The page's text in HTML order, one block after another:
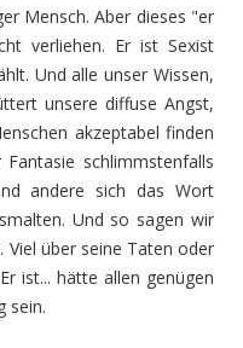
Mensch. Aber dieses "er
verliehen. Er ist Sexist
Und alle unser Wissen,
unsere diffuse Angst,
akzeptabel finden
schlimmstenfalls
andere sich das Wort
Und so sagen wir
Viel über seine Taten oder
ist... hätte allen genügen
sein.